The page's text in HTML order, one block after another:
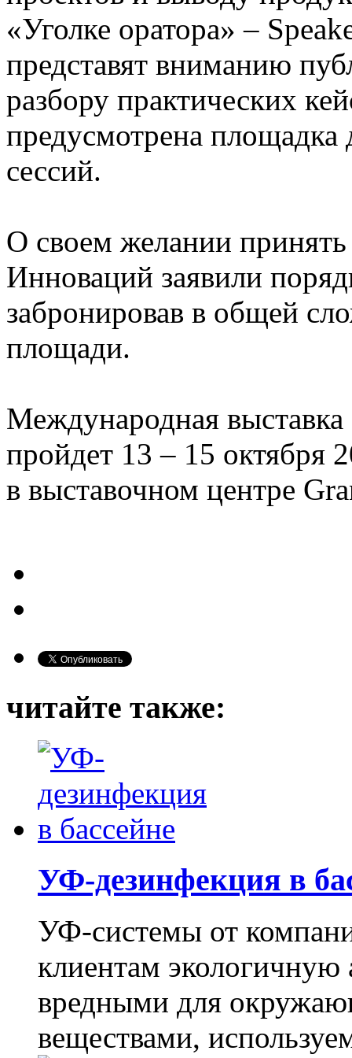
«Уголке оратора» –
представят вниманию
разбору практических
предусмотрена площадка
сессий.
О своем желании
Инноваций заявили
забронировав в общей
площади.
Международная
пройдет 13 – 15 октября
в выставочном центре
читайте также:
УФ-дезинфекция в
УФ-системы от
клиентам экологичную
вредными для
веществами,